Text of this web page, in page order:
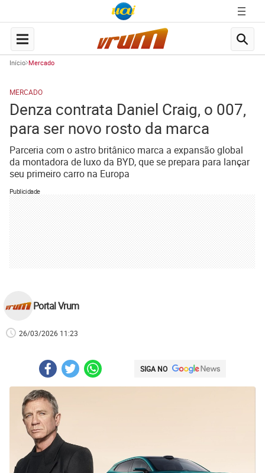
Início Mercado
MERCADO
Denza contrata Daniel Craig, o 007,
para ser novo rosto da marca
Parceria com o astro britânico marca a expansão global
da montadora de luxo da BYD, que se prepara para lançar
seu primeiro carro na Europa
Publicidade
Portal Vrum
26/03/2026 11:23
SIGA NO